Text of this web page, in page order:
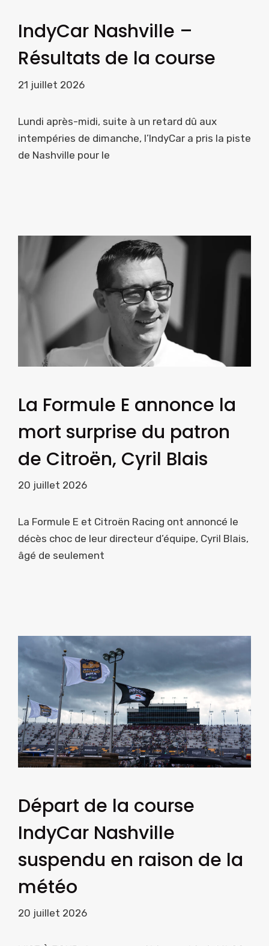
IndyCar Nashville –
Résultats de la course
21 juillet 2026
Lundi après-midi, suite à un retard dû aux
intempéries de dimanche, l’IndyCar a pris la piste
de Nashville pour le
La Formule E annonce la
mort surprise du patron
de Citroën, Cyril Blais
20 juillet 2026
La Formule E et Citroën Racing ont annoncé le
décès choc de leur directeur d’équipe, Cyril Blais,
âgé de seulement
Départ de la course
IndyCar Nashville
suspendu en raison de la
météo
20 juillet 2026